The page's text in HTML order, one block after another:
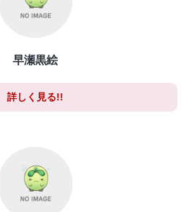
早瀬黒絵
詳しく見る!!